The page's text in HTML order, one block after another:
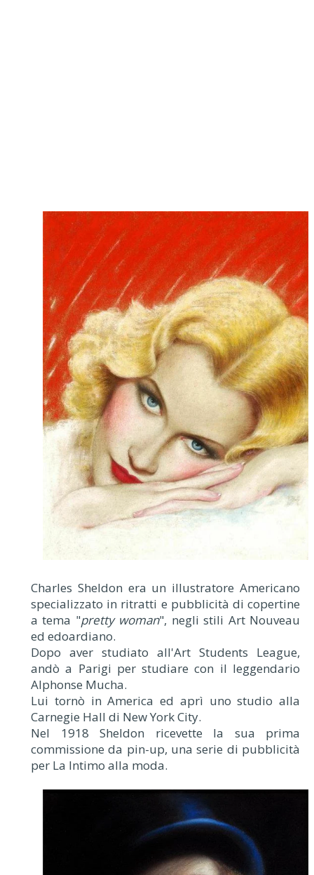
Charles Sheldon era un illustratore Americano
specializzato in ritratti e pubblicità di copertine
a tema "pretty woman", negli stili Art Nouveau
ed edoardiano.
Dopo aver studiato all'Art Students League,
andò a Parigi per studiare con il leggendario
Alphonse Mucha.
Lui tornò in America ed aprì uno studio alla
Carnegie Hall di New York City.
Nel 1918 Sheldon ricevette la sua prima
commissione da pin-up, una serie di pubblicità
per La Intimo alla moda.